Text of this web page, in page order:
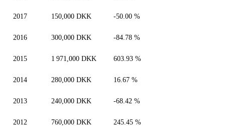
2017 150,000 DKK -50.00 %
2016 300,000 DKK -84.78 %
2015 1 971,000 DKK 603.93 %
2014 280,000 DKK 16.67 %
2013 240,000 DKK -68.42 %
2012 760,000 DKK 245.45 %